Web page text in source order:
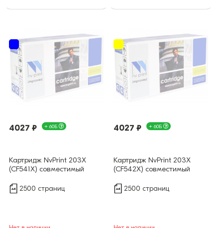
4027 ₽ + 60Б
Картридж NvPrint 203X
(CF541X) совместимый
2500 страниц
4027 ₽ + 60Б
Картридж NvPrint 203X
(CF542X) совместимый
2500 страниц